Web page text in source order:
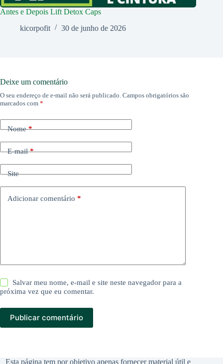
Antes e Depois Lift Detox Caps
kicorpofit
30 de junho de 2026
Deixe um comentário
O seu endereço de e-mail não será publicado. Campos obrigatórios são
marcados com *
Nome*
E-mail*
Site
Adicionar comentário *
Salvar meu nome, e-mail e site neste navegador para a
próxima vez que eu comentar.
Publicar comentário
Esta página tem por objetivo apenas fornecer material útil e